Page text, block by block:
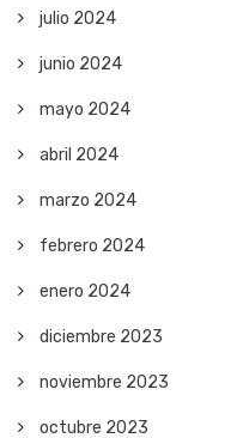
julio 2024
junio 2024
mayo 2024
abril 2024
marzo 2024
febrero 2024
enero 2024
diciembre 2023
noviembre 2023
octubre 2023